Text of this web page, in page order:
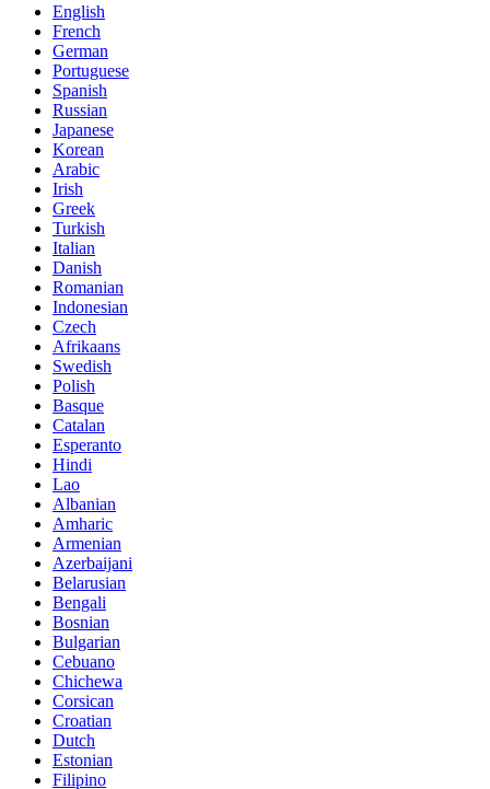
English
French
German
Portuguese
Spanish
Russian
Japanese
Korean
Arabic
Irish
Greek
Turkish
Italian
Danish
Romanian
Indonesian
Czech
Afrikaans
Swedish
Polish
Basque
Catalan
Esperanto
Hindi
Lao
Albanian
Amharic
Armenian
Azerbaijani
Belarusian
Bengali
Bosnian
Bulgarian
Cebuano
Chichewa
Corsican
Croatian
Dutch
Estonian
Filipino